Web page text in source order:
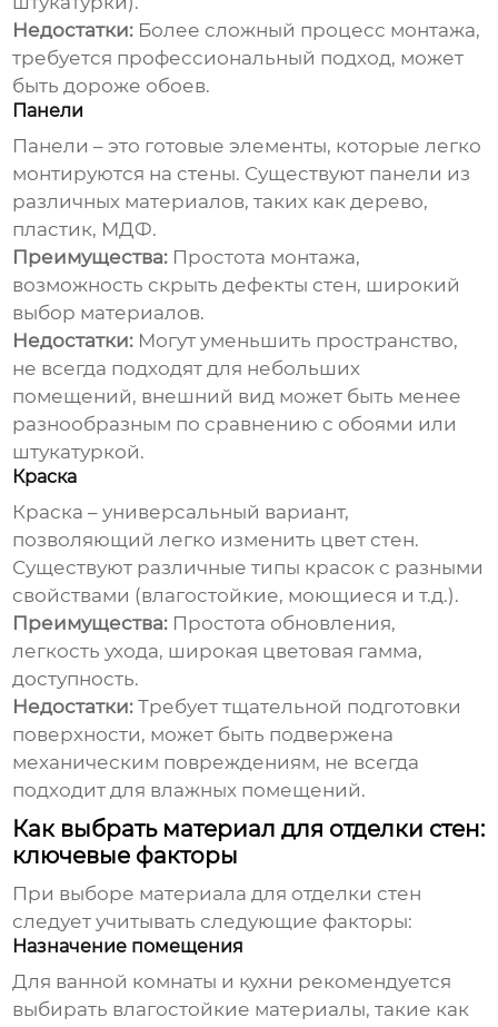
Недостатки: Более сложный процесс монтажа,
требуется профессиональный подход, может
быть дороже обоев.
Панели
Панели – это готовые элементы, которые легко
монтируются на стены. Существуют панели из
различных материалов, таких как дерево,
пластик, МДФ.
Преимущества: Простота монтажа,
возможность скрыть дефекты стен, широкий
выбор материалов.
Недостатки: Могут уменьшить пространство,
не всегда подходят для небольших
помещений, внешний вид может быть менее
разнообразным по сравнению с обоями или
штукатуркой.
Краска
Краска – универсальный вариант,
позволяющий легко изменить цвет стен.
Существуют различные типы красок с разными
свойствами (влагостойкие, моющиеся и т.д.).
Преимущества: Простота обновления,
легкость ухода, широкая цветовая гамма,
доступность.
Недостатки: Требует тщательной подготовки
поверхности, может быть подвержена
механическим повреждениям, не всегда
подходит для влажных помещений.
Как выбрать материал для отделки стен:
ключевые факторы
При выборе материала для отделки стен
следует учитывать следующие факторы:
Назначение помещения
Для ванной комнаты и кухни рекомендуется
выбирать влагостойкие материалы, такие как